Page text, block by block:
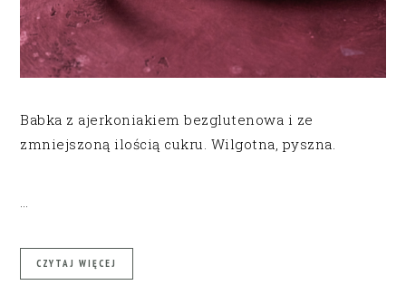
Babka z ajerkoniakiem bezglutenowa i ze
zmniejszoną ilością cukru. Wilgotna, pyszna.
CZYTAJ WIĘCEJ